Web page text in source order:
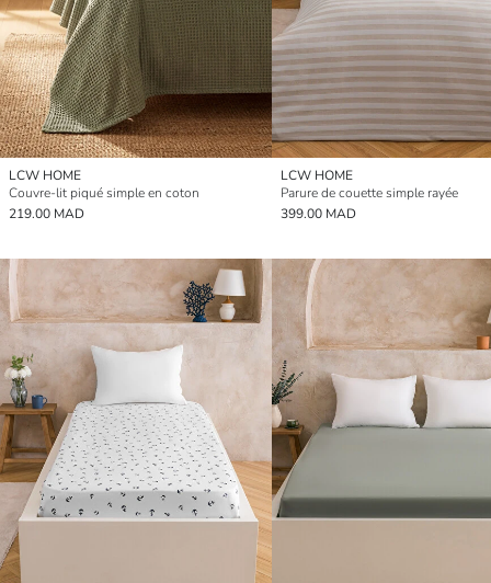
LCW HOME
Couvre-lit piqué simple en coton
219.00 MAD
LCW HOME
Parure de couette simple rayée
399.00 MAD